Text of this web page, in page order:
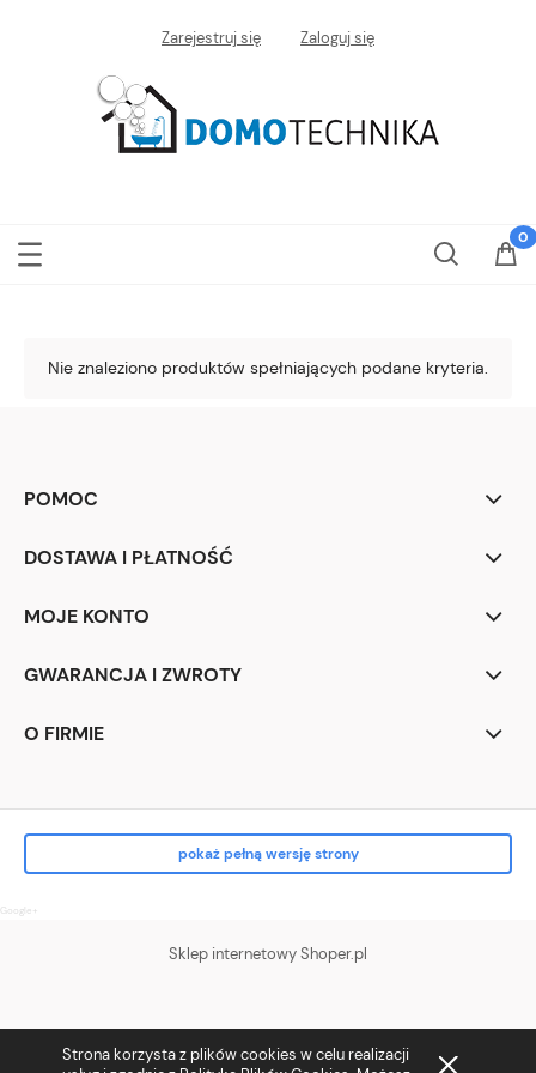
Strona korzysta z plików cookies w celu realizacji
Zarejestruj się Zaloguj się
Nie znaleziono produktów spełniających podane kryteria.
POMOC
DOSTAWA I PŁATNOŚĆ
MOJE KONTO
GWARANCJA I ZWROTY
O FIRMIE
pokaż pełną wersję strony
Google+
Sklep internetowy Shoper.pl